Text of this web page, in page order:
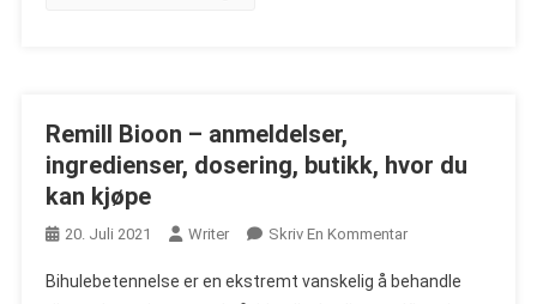
Remill Bioon – anmeldelser,
ingredienser, dosering, butikk, hvor du
kan kjøpe
20. Juli 2021 Writer Skriv En KommentarOn
Bioon
Bihulebetennelse er en ekstremt vanskelig å behandle